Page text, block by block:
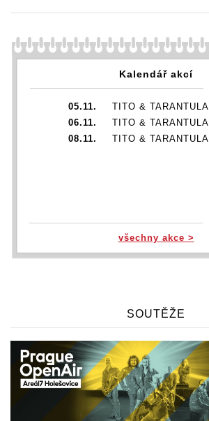
Kalendář akcí
05.11.
TITO & TARANTULA
06.11.
TITO & TARANTULA
08.11.
TITO & TARANTULA
všechny akce >
SOUTĚŽE